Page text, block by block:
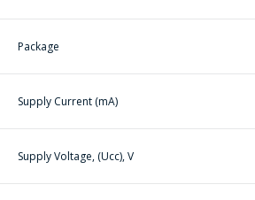
Package
Supply Current (mA)
Supply Voltage, (Ucc), V